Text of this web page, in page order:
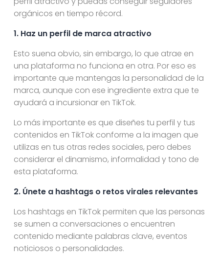
orgánicos en tiempo récord.
1. Haz un perfil de marca atractivo
Esto suena obvio, sin embargo, lo que atrae en
una plataforma no funciona en otra. Por eso es
importante que mantengas la personalidad de la
marca, aunque con ese ingrediente extra que te
ayudará a incursionar en TikTok.
Lo más importante es que diseñes tu perfil y tus
contenidos en TikTok conforme a la imagen que
utilizas en tus otras redes sociales, pero debes
considerar el dinamismo, informalidad y tono de
esta plataforma.
2. Únete a hashtags o retos virales relevantes
Los hashtags en TikTok permiten que las personas
se sumen a conversaciones o encuentren
contenido mediante palabras clave, eventos
noticiosos o personalidades.